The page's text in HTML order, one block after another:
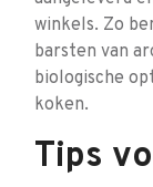
winkels. Zo
barsten van
biologische
koken.
Tips